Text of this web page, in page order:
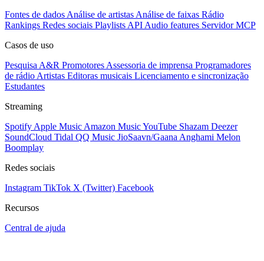
Fontes de dados Análise de artistas Análise de faixas Rádio
Rankings Redes sociais Playlists API Audio features Servidor MCP
Casos de uso
Pesquisa A&R Promotores Assessoria de imprensa Programadores
de rádio Artistas Editoras musicais Licenciamento e sincronização
Estudantes
Streaming
Spotify Apple Music Amazon MusicYouTube Shazam Deezer
SoundCloud Tidal QQ Music JioSaavn/Gaana Anghami Melon
Boomplay
Redes sociais
Instagram TikTok X (Twitter) Facebook
Recursos
Central de ajuda